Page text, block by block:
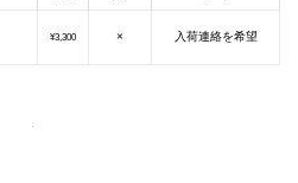
¥3,300 × 入荷連絡を希望